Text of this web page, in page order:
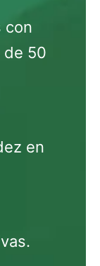
con
de 50
en